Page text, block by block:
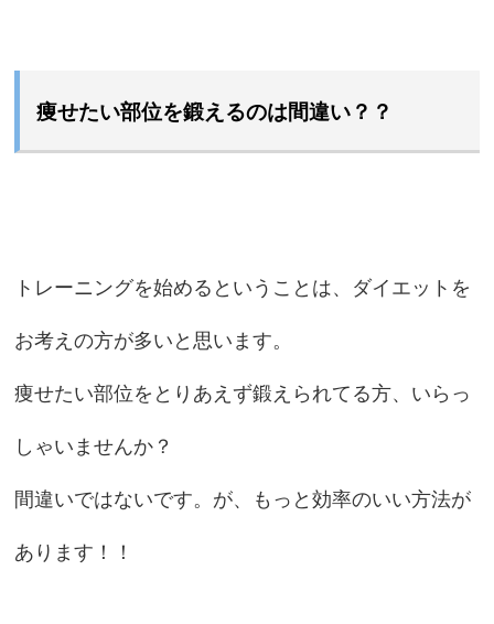
痩せたい部位を鍛えるのは間違い？？
トレーニングを始めるということは、ダイエットを
お考えの方が多いと思います。
痩せたい部位をとりあえず鍛えられてる方、いらっ
しゃいませんか？
間違いではないです。が、もっと効率のいい方法が
あります！！